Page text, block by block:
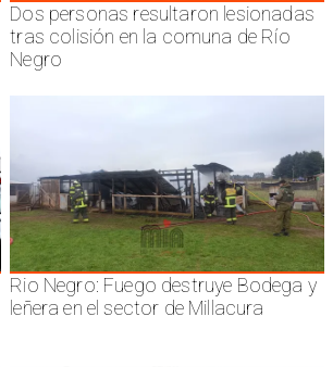
Dos personas resultaron lesionadas
tras colisión en la comuna de Río
Negro
Rio Negro: Fuego destruye Bodega y
leñera en el sector de Millacura